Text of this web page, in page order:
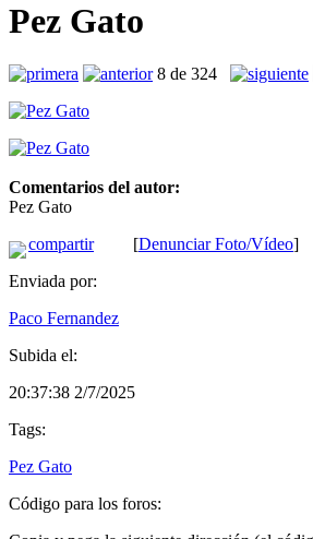
Pez Gato
8 de 324
Comentarios del autor:
Pez Gato
compartir[Denunciar Foto/Vídeo]
Enviada por:
Paco Fernandez
Subida el:
20:37:38 2/7/2025
Tags:
Pez Gato
Código para los foros: